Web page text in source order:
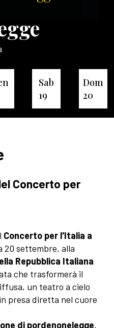
Sab
19
Dom
20
Concerto per
Concerto per l'Italia a
20 settembre, alla
Repubblica Italiana
che trasformerà il
un teatro a cielo
presa diretta nel cuore
di pordenonelegge,